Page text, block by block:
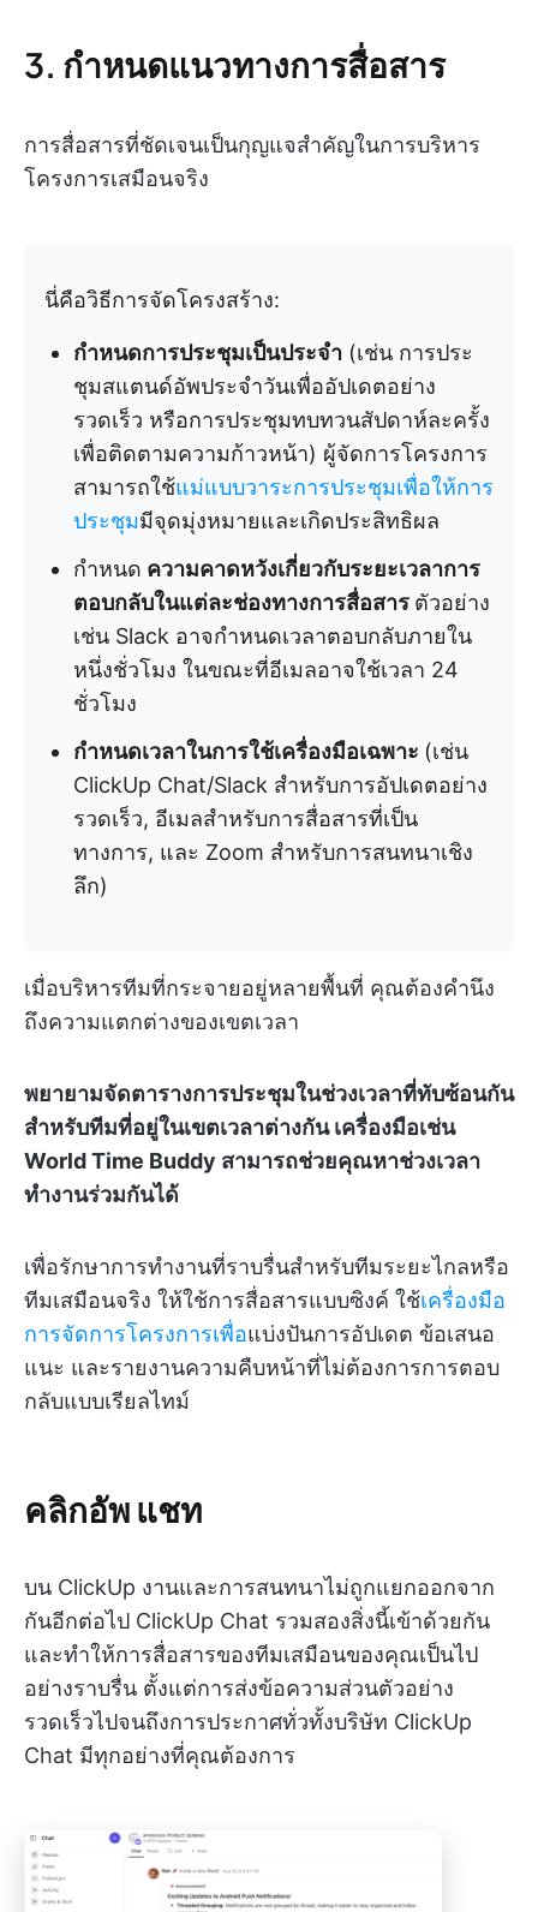
3. กำหนดแนวทางการสื่อสาร
การสื่อสารที่ชัดเจนเป็นกุญแจสำคัญในการบริหาร
โครงการเสมือนจริง
นี่คือวิธีการจัดโครงสร้าง:
กำหนดการประชุมเป็นประจำ (เช่น การประ
ชุมสแตนด์อัพประจำวันเพื่ออัปเดตอย่าง
รวดเร็ว หรือการประชุมทบทวนสัปดาห์ละครั้ง
เพื่อติดตามความก้าวหน้า) ผู้จัดการโครงการ
สามารถใช้แม่แบบวาระการประชุมเพื่อให้การ
ประชุมมีจุดมุ่งหมายและเกิดประสิทธิผล
กำหนด ความคาดหวังเกี่ยวกับระยะเวลาการ
ตอบกลับในแต่ละช่องทางการสื่อสาร ตัวอย่าง
เช่น Slack อาจกำหนดเวลาตอบกลับภายใน
หนึ่งชั่วโมง ในขณะที่อีเมลอาจใช้เวลา 24
ชั่วโมง
กำหนดเวลาในการใช้เครื่องมือเฉพาะ (เช่น
ClickUp Chat/Slack สำหรับการอัปเดตอย่าง
รวดเร็ว, อีเมลสำหรับการสื่อสารที่เป็น
ทางการ, และ Zoom สำหรับการสนทนาเชิง
ลึก)
เมื่อบริหารทีมที่กระจายอยู่หลายพื้นที่ คุณต้องคำนึง
ถึงความแตกต่างของเขตเวลา
พยายามจัดตารางการประชุมในช่วงเวลาที่ทับซ้อนกัน
สำหรับทีมที่อยู่ในเขตเวลาต่างกัน เครื่องมือเช่น
World Time Buddy สามารถช่วยคุณหาช่วงเวลา
ทำงานร่วมกันได้
เพื่อรักษาการทำงานที่ราบรื่นสำหรับทีมระยะไกลหรือ
ทีมเสมือนจริง ให้ใช้การสื่อสารแบบซิงค์ ใช้เครื่องมือ
การจัดการโครงการเพื่อแบ่งปันการอัปเดต ข้อเสนอ
แนะ และรายงานความคืบหน้าที่ไม่ต้องการการตอบ
กลับแบบเรียลไทม์
คลิกอัพ แชท
บน ClickUp งานและการสนทนาไม่ถูกแยกออกจาก
กันอีกต่อไป ClickUp Chat รวมสองสิ่งนี้เข้าด้วยกัน
และทำให้การสื่อสารของทีมเสมือนของคุณเป็นไป
อย่างราบรื่น ตั้งแต่การส่งข้อความส่วนตัวอย่าง
รวดเร็วไปจนถึงการประกาศทั่วทั้งบริษัท ClickUp
Chat มีทุกอย่างที่คุณต้องการ